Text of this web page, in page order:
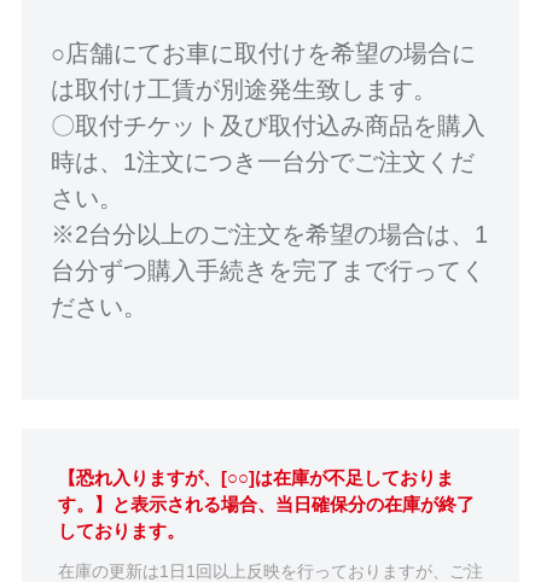
○店舗にてお車に取付けを希望の場合に
は取付け工賃が別途発生致します。
〇取付チケット及び取付込み商品を購入
時は、1注文につき一台分でご注文くだ
さい。
※2台分以上のご注文を希望の場合は、1
台分ずつ購入手続きを完了まで行ってく
ださい。
【恐れ入りますが、[○○]は在庫が不足しておりま
す。】と表示される場合、当日確保分の在庫が終了
しております。
在庫の更新は1日1回以上反映を行っておりますが、ご注